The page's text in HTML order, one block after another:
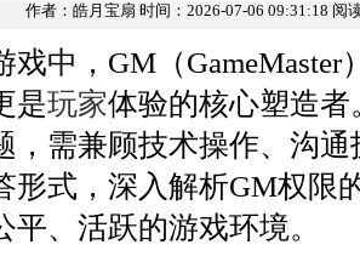
题？
作者：皓月宝扇 时间：2026-07-06 09:31:18 阅
戏中，GM（GameMaster
是玩家体验的核心塑造
，需兼顾技术操作、沟
形式，深入解析GM权限
平、活跃的游戏环境。